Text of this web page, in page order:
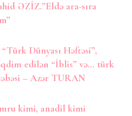
ƏZİZ.”Eldə ara-sıra
Dünyası Həftəsi”,
edilən “İblis” və… türk
– Azər TURAN
kimi, anadil kimi